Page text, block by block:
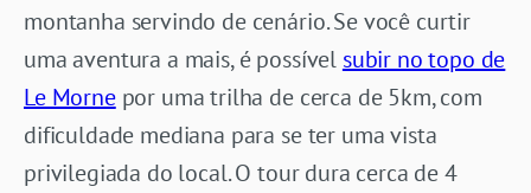
montanha servindo de cenário. Se você curtir
uma aventura a mais, é possível subir no topo de
Le Mornepor uma trilha de cerca de 5km, com
dificuldade mediana para se ter uma vista
privilegiada do local. O tour dura cerca de 4